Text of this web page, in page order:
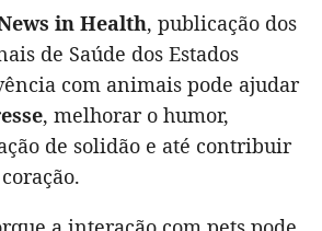
in Health, publicação dos
de Saúde dos Estados
com animais pode ajudar
, melhorar o humor,
de solidão e até contribuir